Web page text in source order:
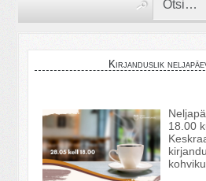
Kirjanduslik
18.00